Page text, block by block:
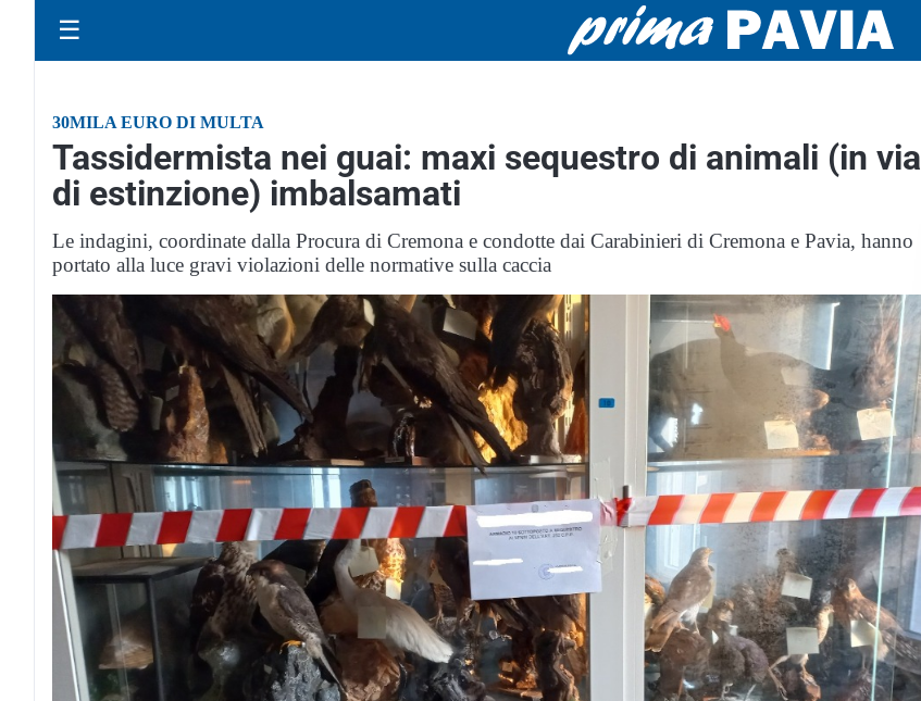
☰
30MILA EURO DI MULTA
Tassidermista nei guai: maxi sequestro di animali (in via
di estinzione) imbalsamati
Le indagini, coordinate dalla Procura di Cremona e condotte dai Carabinieri di Cremona e Pavia, hanno
portato alla luce gravi violazioni delle normative sulla caccia